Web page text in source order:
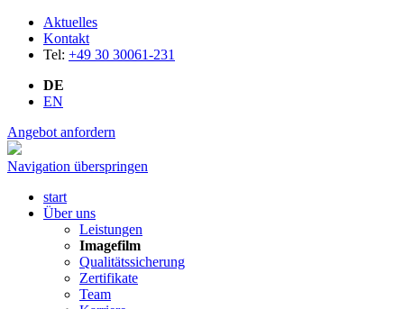
Aktuelles
Kontakt
Tel: +49 30 30061-231
DE
EN
Angebot anfordern
Navigation überspringen
start
Über uns
Leistungen
Imagefilm
Qualitätssicherung
Zertifikate
Team